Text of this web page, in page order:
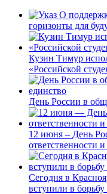
горизонты для
Кузин Тимур
«Российской
День России в
12 июня – День
ответственности
Сегодня в
вступили в борьбу